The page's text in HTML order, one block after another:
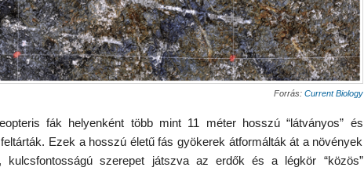
Forrás: Current Biology
fák helyenként több mint 11 méter hosszú “látványos” és
Ezek a hosszú életű fás gyökerek átformálták át a növények
kulcsfontosságú szerepet játszva az erdők és a légkör “közös”